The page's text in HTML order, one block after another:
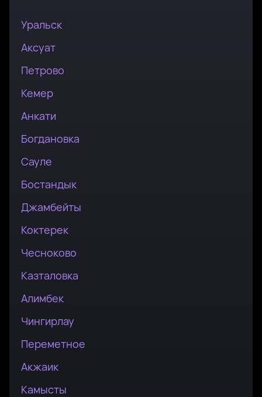
Уральск
Аксуат
Петрово
Кемер
Анкати
Богдановка
Сауле
Бостандык
Джамбейты
Коктерек
Чесноково
Казталовка
Алимбек
Чингирлау
Переметное
Акжаик
Камысты